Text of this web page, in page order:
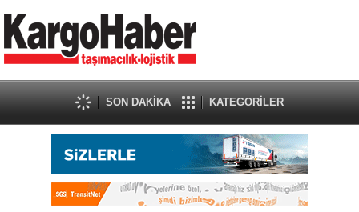
SON DAKİKA KATEGORİLER